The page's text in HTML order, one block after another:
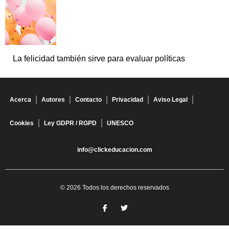
La felicidad también sirve para evaluar políticas
Acerca Autores Contacto Privacidad Aviso Legal
Cookies Ley GDPR / RGPD UNESCO
info@clickeducacion.com
© 2026 Todos los derechos reservados